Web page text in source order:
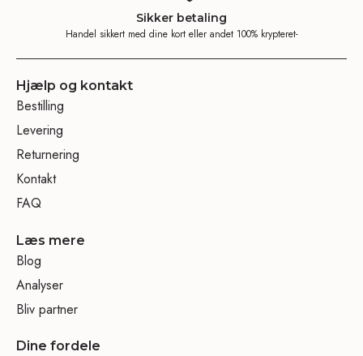
Sikker betaling
Handel sikkert med dine kort eller andet 100% krypteret-
Hjælp og kontakt
Bestilling
Levering
Returnering
Kontakt
FAQ
Læs mere
Blog
Analyser
Bliv partner
Dine fordele